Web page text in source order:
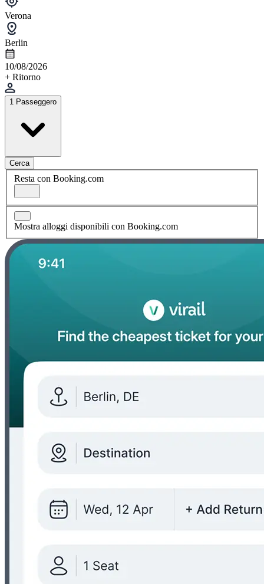
Verona
Berlin
10/08/2026
+ Ritorno
1 Passeggero
Cerca
Resta con Booking.com
Mostra alloggi disponibili con Booking.com